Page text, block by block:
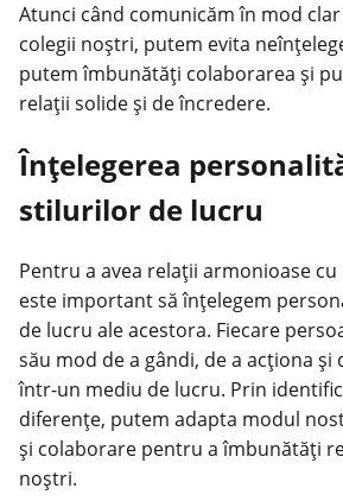
Atunci când comunicăm în mod
colegii noștri, putem evita
putem îmbunătăți colaborarea și
relații solide și de încredere.
Înțelegerea
stilurilor de lucru
Pentru a avea relații armonioase cu
este important să înțelegem
de lucru ale acestora. Fiecare
său mod de a gândi, de a acționa și
într-un mediu de lucru. Prin
diferențe, putem adapta modul
și colaborare pentru a îmbunătăți
noștri.